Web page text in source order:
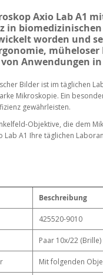
Axio Lab A1
in
worden und
Anwendungen
Bilder ist im täglichen
Mikroskopie. Ein
gewährleisten.
Objektive, die dem
Lab A1 Ihre täglichen
Beschreibung
425520-9010
Paar 10x/22
Mit folgenden